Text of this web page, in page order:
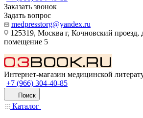
Заказать звонок
Задать вопрос
medpresstorg@yandex.ru
125319, Москва г, Кочновский проезд,
помещение 5
Интернет-магазин медицинской
+7 (966) 304-40-85
Поиск
Каталог